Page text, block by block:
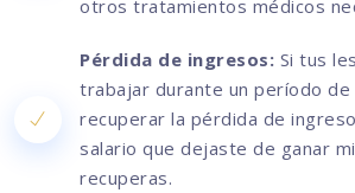
otros tratamientos médicos
Pérdida de ingresos: Si tus
trabajar durante un período
recuperar la pérdida de
salario que dejaste de ganar
recuperas.